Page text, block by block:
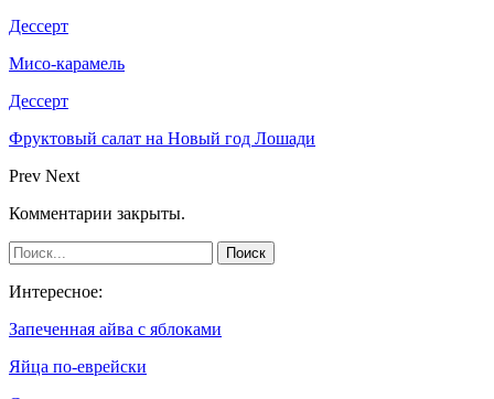
Дессерт
Мисо-карамель
Дессерт
Фруктовый салат на Новый год Лошади
Prev Next
Комментарии закрыты.
Интересное:
Запеченная айва с яблоками
Яйца по-еврейски